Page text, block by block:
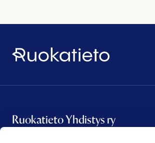
Ruokatieto
Ruokatieto Yhdistys ry